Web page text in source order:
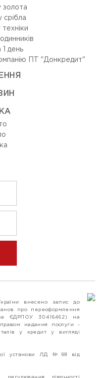
золота
срібла
техніки
1 день
ПТ "Донкредит"
внесено запис до
про переоформлення
ЄДРПОУ 30416462) на
правом надання послуги -
у кредит у вигляді
установи ЛД №98 від
діяльності